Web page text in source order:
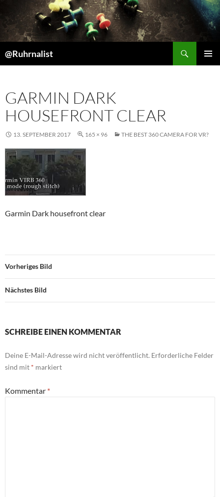
@Ruhrnalist
GARMIN DARK
HOUSEFRONT CLEAR
13. SEPTEMBER 2017 165 × 96 THE BEST 360 CAMERA FOR VR?
Garmin Dark housefront clear
Vorheriges Bild
Nächstes Bild
SCHREIBE EINEN KOMMENTAR
Deine E-Mail-Adresse wird nicht veröffentlicht. Erforderliche Felder
sind mit * markiert
Kommentar *